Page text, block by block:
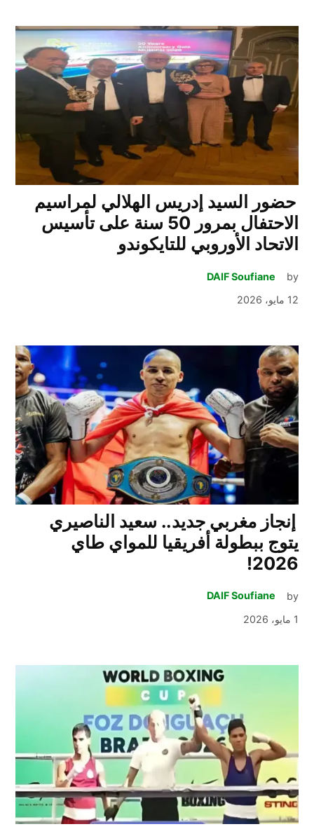
حضور السيد إدريس الهلالي لمراسيم
الاحتفال بمرور 50 سنة على تأسيس
الاتحاد الأوروبي للتايكوندو
by
DAIF Soufiane
12 مايو، 2026
إنجاز مغربي جديد.. سعيد الناصيري
يتوج ببطولة أفريقيا للمواي طاي
2026!
by
DAIF Soufiane
1 مايو، 2026